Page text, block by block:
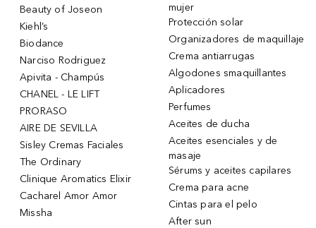
Beauty of Joseon
Kiehl’s
Biodance
Narciso Rodriguez
Apivita - Champús
CHANEL - LE LIFT
PRORASO
AIRE DE SEVILLA
Sisley Cremas Faciales
The Ordinary
Clinique Aromatics Elixir
Cacharel Amor Amor
Missha
mujer
Protección solar
Organizadores de maquillaje
Crema antiarrugas
Algodones smaquillantes
Aplicadores
Perfumes
Aceites de ducha
Aceites esenciales y de
masaje
Sérums y aceites capilares
Crema para acne
Cintas para el pelo
After sun